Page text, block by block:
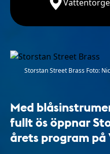
Storstan Street Brass Foto:
Med
fullt ös öppnar
årets program